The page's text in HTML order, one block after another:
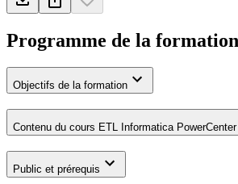
Programme de la formation
Objectifs de la formation
Contenu du cours ETL Informatica PowerCenter
Public et prérequis